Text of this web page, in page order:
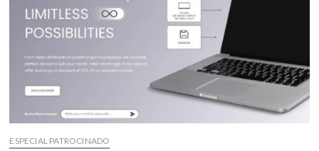
inteligente
da
Amazon
ESPECIAL PATROCINADO